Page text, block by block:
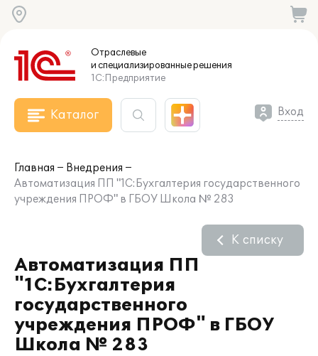
Отраслевые
и специализированныерешения
1С:Предприятие
Каталог Вход
Главная
Внедрения
Автоматизация ПП "1С:Бухгалтерия государственного
учреждения ПРОФ" в ГБОУ Школа № 283
Автоматизация ПП
"1С:Бухгалтерия
государственного
учреждения ПРОФ" в ГБОУ
Школа № 283
К списку